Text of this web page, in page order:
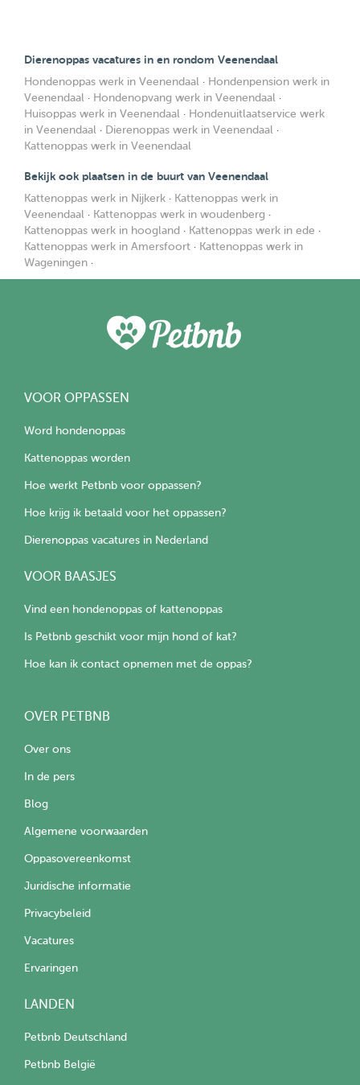
Dierenoppas vacatures in en rondom Veenendaal
Hondenoppas werk in Veenendaal · Hondenpension werk in
Veenendaal · Hondenopvang werk in Veenendaal ·
Huisoppas werk in Veenendaal · Hondenuitlaatservice werk
in Veenendaal · Dierenoppas werk in Veenendaal ·
Kattenoppas werk in Veenendaal
Bekijk ook plaatsen in de buurt van Veenendaal
Kattenoppas werk in Nijkerk · Kattenoppas werk in
Veenendaal · Kattenoppas werk in woudenberg ·
Kattenoppas werk in hoogland · Kattenoppas werk in ede ·
Kattenoppas werk in Amersfoort · Kattenoppas werk in
Wageningen ·
VOOR OPPASSEN
Word hondenoppas
Kattenoppas worden
Hoe werkt Petbnb voor oppassen?
Hoe krijg ik betaald voor het oppassen?
Dierenoppas vacatures in Nederland
VOOR BAASJES
Vind een hondenoppas of kattenoppas
Is Petbnb geschikt voor mijn hond of kat?
Hoe kan ik contact opnemen met de oppas?
OVER PETBNB
Over ons
In de pers
Blog
Algemene voorwaarden
Oppasovereenkomst
Juridische informatie
Privacybeleid
Vacatures
Ervaringen
LANDEN
Petbnb Deutschland
Petbnb België